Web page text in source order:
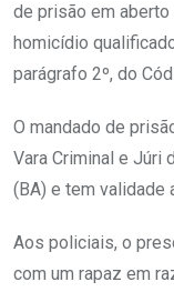
de prisão em
homicídio
parágrafo 2º, do
O mandado de
Vara Criminal e Júri
(BA) e tem
Aos policiais, o
com um rapaz em